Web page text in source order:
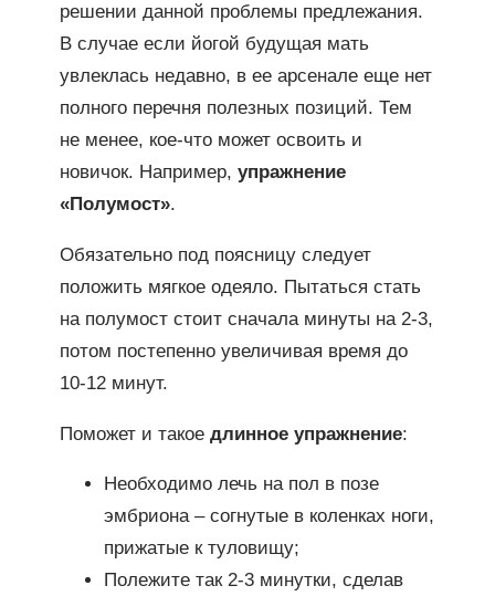
решении данной проблемы предлежания.
В случае если йогой будущая мать
увлеклась недавно, в ее арсенале еще нет
полного перечня полезных позиций. Тем
не менее, кое-что может освоить и
новичок. Например, упражнение
«Полумост».
Обязательно под поясницу следует
положить мягкое одеяло. Пытаться стать
на полумост стоит сначала минуты на 2-3,
потом постепенно увеличивая время до
10-12 минут.
Поможет и такое длинное упражнение:
Необходимо лечь на пол в позе
эмбриона – согнутые в коленках ноги,
прижатые к туловищу;
Полежите так 2-3 минутки, сделав